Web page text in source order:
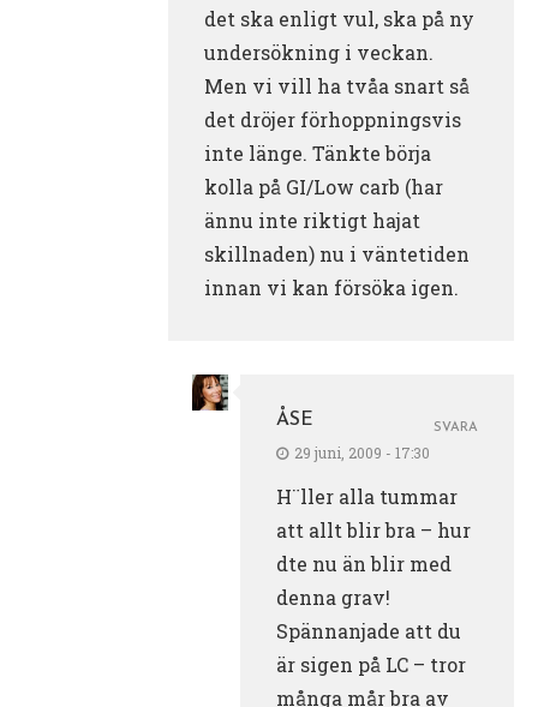
det ska enligt vul, ska på ny
undersökning i veckan.
Men vi vill ha tvåa snart så
det dröjer förhoppningsvis
inte länge. Tänkte börja
kolla på GI/Low carb (har
ännu inte riktigt hajat
skillnaden) nu i väntetiden
innan vi kan försöka igen.
ÅSE
29 juni, 2009 - 17:30
H¨ller alla tummar
att allt blir bra – hur
dte nu än blir med
denna grav!
Spännanjade att du
är sigen på LC – tror
många mår bra av
SVARA